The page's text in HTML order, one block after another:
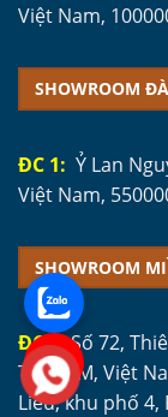
Việt Nam,
SHOWROOM
ĐC 1: Ỷ Lan
Việt Nam,
SHOWROOM
ĐC 1:Số 72,
TP. HCM, Việt
Liễu, khu phố 4,